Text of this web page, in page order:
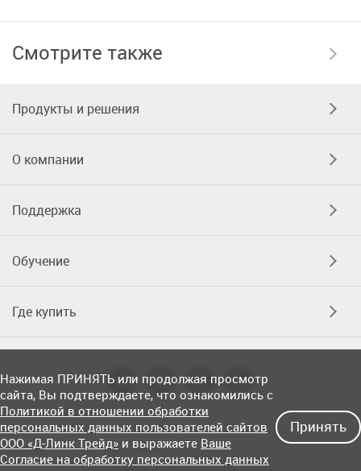
Смотрите также
Продукты и решения
О компании
Поддержка
Обучение
Где купить
Нажимая ПРИНЯТЬ или продолжая просмотр
сайта, Вы подтверждаете, что ознакомились с
Политикой в отношении обработки
персональных данных пользователей сайтов
ООО «Д-Линк Трейд» и выражаете Ваше
Согласие на обработку персональных данных
Принять